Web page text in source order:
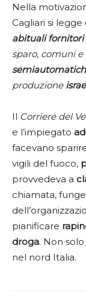
Nella
Cagliari si
abituali fornitori
sparo, comuni
produzione
Il Corriere del
e l’impiegato
facevano
vigili del fuoco,
provvedeva a
chiamata,
pianificare
droga. Non
nel nord Italia.